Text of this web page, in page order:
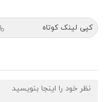
کپی لینک کوتاه